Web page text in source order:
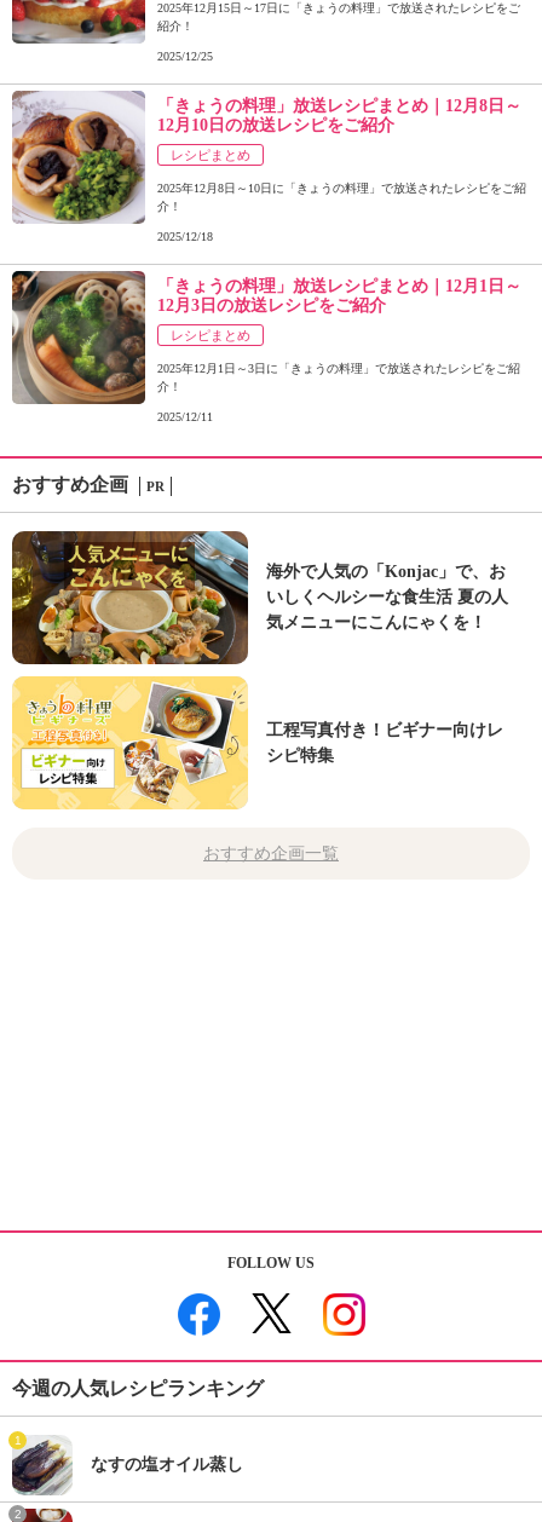
2025年12月15日～17日に「きょうの料理」で放送されたレシピをご
紹介！
2025/12/25
「きょうの料理」放送レシピまとめ｜12月8日～
12月10日の放送レシピをご紹介
レシピまとめ
2025年12月8日～10日に「きょうの料理」で放送されたレシピをご紹
介！
2025/12/18
「きょうの料理」放送レシピまとめ｜12月1日～
12月3日の放送レシピをご紹介
レシピまとめ
2025年12月1日～3日に「きょうの料理」で放送されたレシピをご紹
介！
2025/12/11
おすすめ企画 PR
海外で人気の「Konjac」で、お
いしくヘルシーな食生活 夏の人
気メニューにこんにゃくを！
工程写真付き！ビギナー向けレ
シピ特集
おすすめ企画一覧
FOLLOW US
今週の人気レシピランキング
1
なすの塩オイル蒸し
2